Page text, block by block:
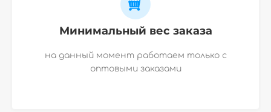
Минимальный вес заказа
на данный момент работаем только с
оптовыми заказами